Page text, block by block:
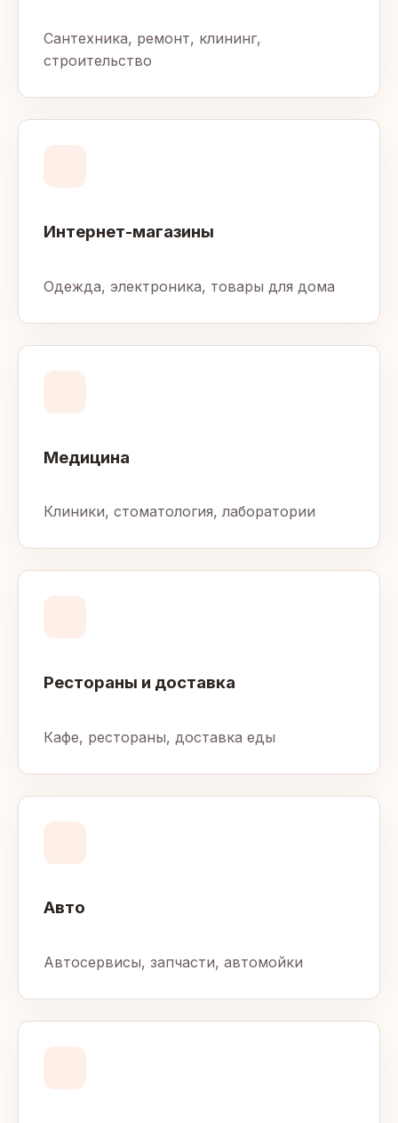
Сантехника, ремонт, клининг,
строительство
Интернет-магазины
Одежда, электроника, товары для дома
Медицина
Клиники, стоматология, лаборатории
Рестораны и доставка
Кафе, рестораны, доставка еды
Авто
Автосервисы, запчасти, автомойки